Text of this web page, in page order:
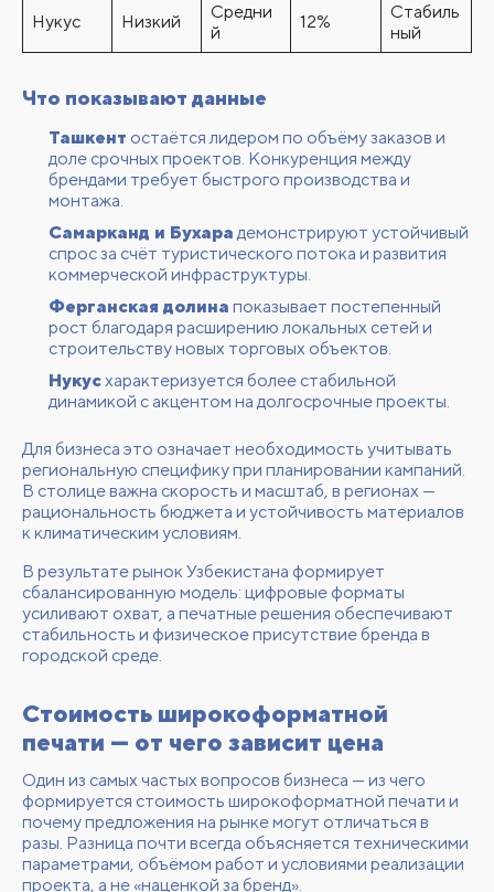
Нукус Низкий
Средни
й
12%
Стабиль
ный
Что показывают данные
Ташкент остаётся лидером по объёму заказов и
доле срочных проектов. Конкуренция между
брендами требует быстрого производства и
монтажа.
Самарканд и Бухарадемонстрируют устойчивый
спрос за счёт туристического потока и развития
коммерческой инфраструктуры.
Ферганская долина показывает постепенный
рост благодаря расширению локальных сетей и
строительству новых торговых объектов.
Нукусхарактеризуется более стабильной
динамикой с акцентом на долгосрочные проекты.
Для бизнеса это означает необходимость учитывать
региональную специфику при планировании кампаний.
В столице важна скорость и масштаб, в регионах —
рациональность бюджета и устойчивость материалов
к климатическим условиям.
В результате рынок Узбекистана формирует
сбалансированную модель: цифровые форматы
усиливают охват, а печатные решения обеспечивают
стабильность и физическое присутствие бренда в
городской среде.
Стоимость широкоформатной
печати — от чего зависит цена
Один из самых частых вопросов бизнеса — из чего
формируется стоимость широкоформатной печати и
почему предложения на рынке могут отличаться в
разы. Разница почти всегда объясняется техническими
параметрами, объёмом работ и условиями реализации
проекта, а не «наценкой за бренд».